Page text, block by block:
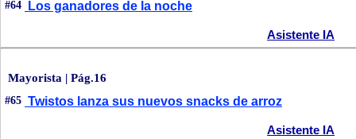
#64 Los ganadores de la noche
Asistente IA
Mayorista | Pág.16
#65 Twistos lanza sus nuevos snacks de arroz
Asistente IA